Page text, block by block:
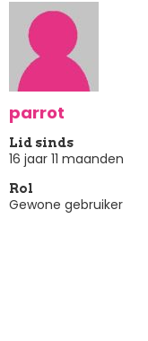
parrot
Lid sinds
16 jaar 11 maanden
Rol
Gewone gebruiker